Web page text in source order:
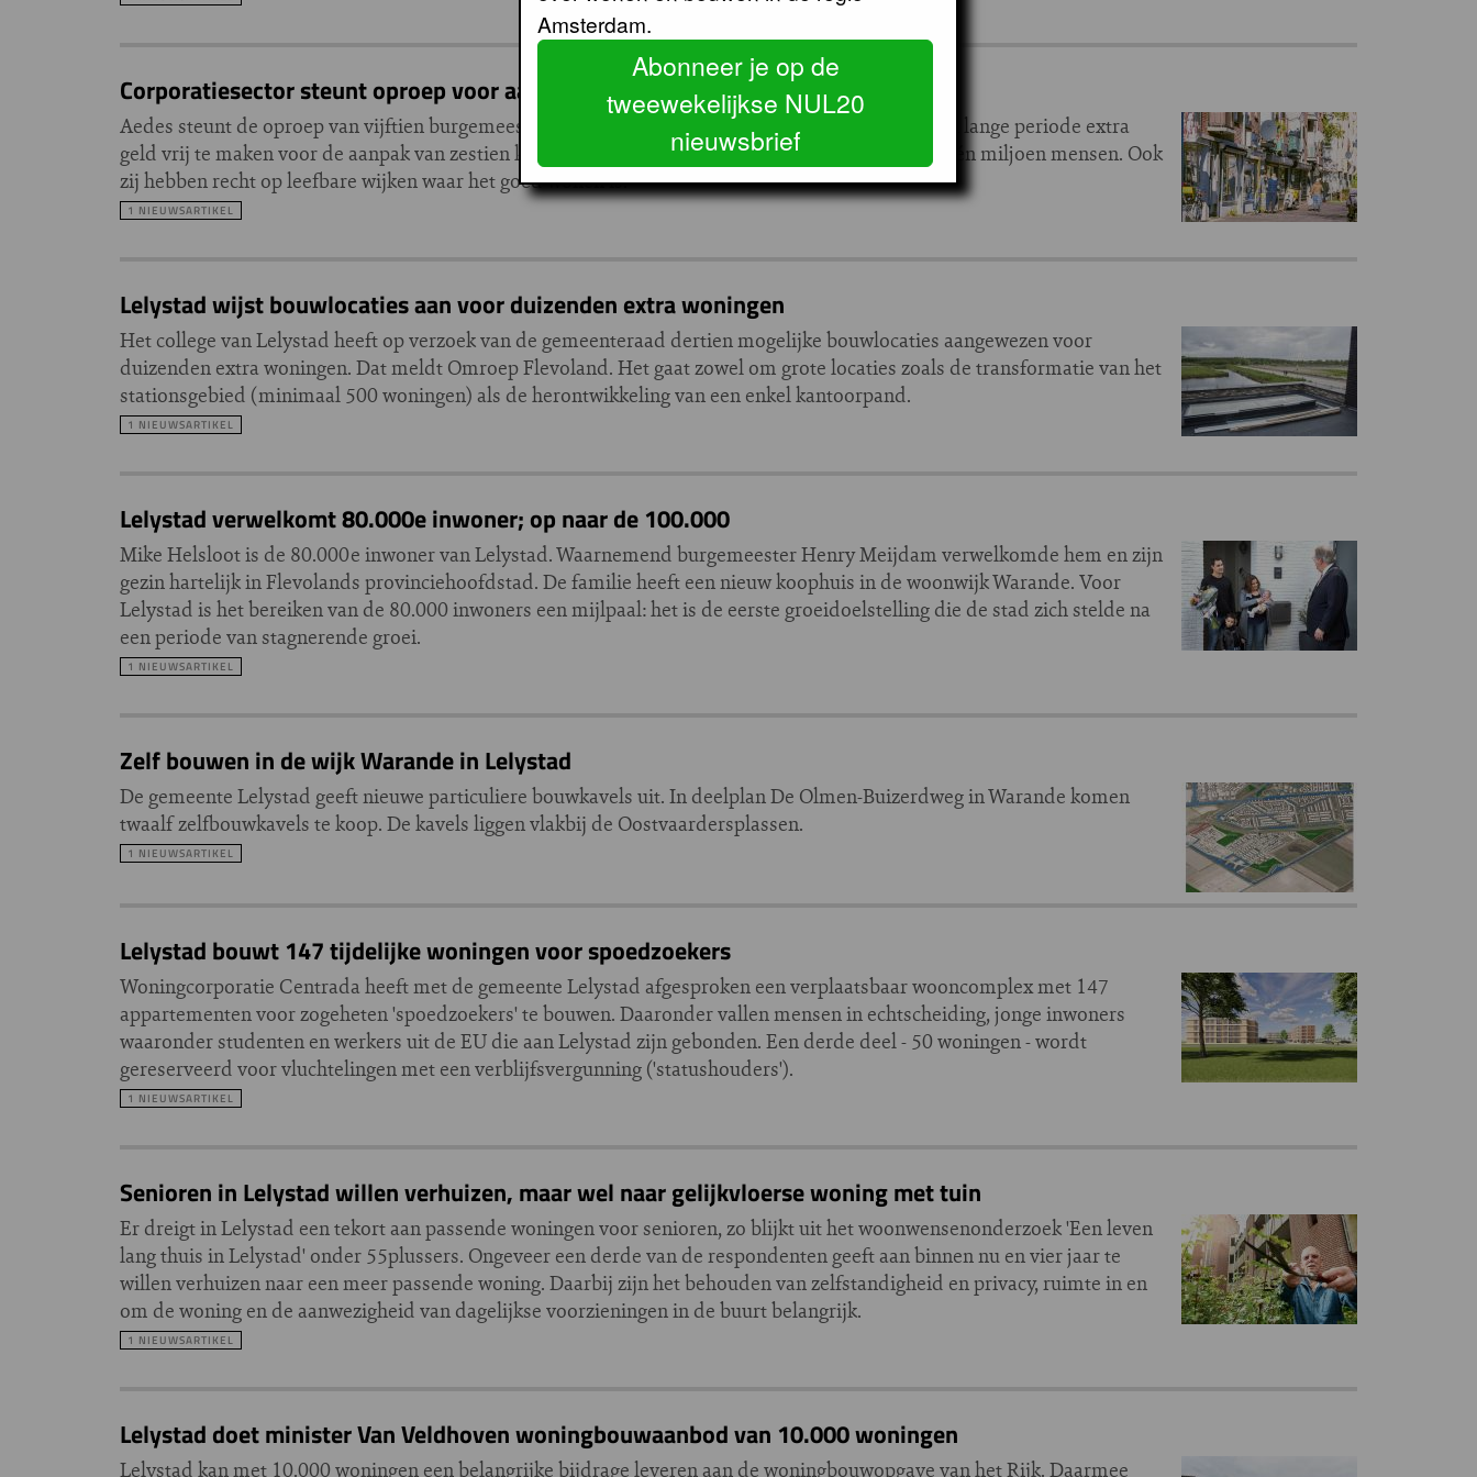
Corporatiesector steunt oproep voor aanpak kwetsbare wijken
Aedes steunt de oproep van vijftien burgemeesters van grote- en middelgrote steden om voor een lange periode extra
geld vrij te maken voor de aanpak van zestien kwetsbare wijken. In die gebieden wonen in totaal één miljoen mensen. Ook
zij hebben recht op leefbare wijken waar het goed wonen is.
1 NIEUWSARTIKEL
Lelystad wijst bouwlocaties aan voor duizenden extra woningen
Het college van Lelystad heeft op verzoek van de gemeenteraad dertien mogelijke bouwlocaties aangewezen voor
duizenden extra woningen. Dat meldt Omroep Flevoland. Het gaat zowel om grote locaties zoals de transformatie van het
stationsgebied (minimaal 500 woningen) als de herontwikkeling van een enkel kantoorpand.
1 NIEUWSARTIKEL
Lelystad verwelkomt 80.000e inwoner; op naar de 100.000
Mike Helsloot is de 80.000e inwoner van Lelystad. Waarnemend burgemeester Henry Meijdam verwelkomde hem en zijn
gezin hartelijk in Flevolands provinciehoofdstad. De familie heeft een nieuw koophuis in de woonwijk Warande. Voor
Lelystad is het bereiken van de 80.000 inwoners een mijlpaal: het is de eerste groeidoelstelling die de stad zich stelde na
een periode van stagnerende groei.
1 NIEUWSARTIKEL
Zelf bouwen in de wijk Warande in Lelystad
De gemeente Lelystad geeft nieuwe particuliere bouwkavels uit. In deelplan De Olmen-Buizerdweg in Warande komen
twaalf zelfbouwkavels te koop. De kavels liggen vlakbij de Oostvaardersplassen.
1 NIEUWSARTIKEL
Lelystad bouwt 147 tijdelijke woningen voor spoedzoekers
Woningcorporatie Centrada heeft met de gemeente Lelystad afgesproken een verplaatsbaar wooncomplex met 147
appartementen voor zogeheten 'spoedzoekers' te bouwen. Daaronder vallen mensen in echtscheiding, jonge inwoners
waaronder studenten en werkers uit de EU die aan Lelystad zijn gebonden. Een derde deel - 50 woningen - wordt
gereserveerd voor vluchtelingen met een verblijfsvergunning ('statushouders').
1 NIEUWSARTIKEL
Senioren in Lelystad willen verhuizen, maar wel naar gelijkvloerse woning met tuin
Er dreigt in Lelystad een tekort aan passende woningen voor senioren, zo blijkt uit het woonwensenonderzoek 'Een leven
lang thuis in Lelystad' onder 55plussers. Ongeveer een derde van de respondenten geeft aan binnen nu en vier jaar te
willen verhuizen naar een meer passende woning. Daarbij zijn het behouden van zelfstandigheid en privacy, ruimte in en
om de woning en de aanwezigheid van dagelijkse voorzieningen in de buurt belangrijk.
1 NIEUWSARTIKEL
Lelystad doet minister Van Veldhoven woningbouwaanbod van 10.000 woningen
Lelystad kan met 10.000 woningen een belangrijke bijdrage leveren aan de woningbouwopgave van het Rijk. Daarmee
Amsterdam.
Abonneer je op de
tweewekelijkse NUL20
nieuwsbrief